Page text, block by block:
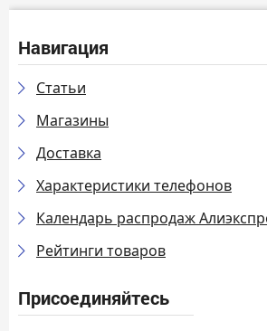
Навигация
Статьи
Магазины
Доставка
Характеристики телефонов
Календарь распродаж
Рейтинги товаров
Присоединяйтесь